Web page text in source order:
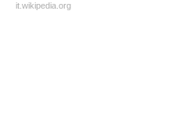
it.wikipedia.org